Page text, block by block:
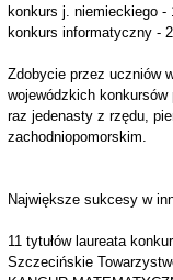
konkurs j. niemieckiego -
konkurs informatyczny -
Zdobycie przez uczniów
wojewódzkich
raz jedenasty z rzędu,
zachodniopomorskim.
Największe sukcesy w
11 tytułów laureata
Szczecińskie